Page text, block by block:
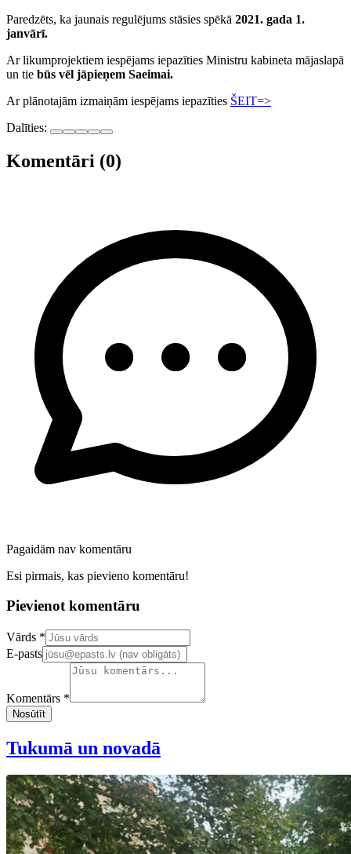
Paredzēts, ka jaunais regulējums stāsies spēkā 2021. gada 1.
janvārī.
Ar likumprojektiem iespējams iepazīties Ministru kabineta mājaslapā
un tie būs vēl jāpieņem Saeimai.
Ar plānotajām izmaiņām iespējams iepazīties ŠEIT=>
Dalīties:
Komentāri (0)
Pagaidām nav komentāru
Esi pirmais, kas pievieno komentāru!
Pievienot komentāru
Confirm your email address
Vārds *
E-pasts
Komentārs *
Nosūtīt
Tukumā un novadā